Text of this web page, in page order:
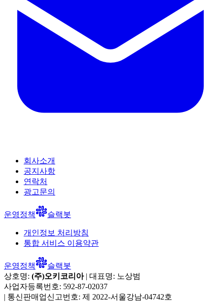
회사소개
공지사항
연락처
광고문의
운영정책 슬랙봇
개인정보 처리방침
통합 서비스 이용약관
운영정책
슬랙봇
상호명: (주)오키코리아| 대표명: 노상범
사업자등록번호: 592-87-02037
| 통신판매업신고번호: 제 2022-서울강남-04742호